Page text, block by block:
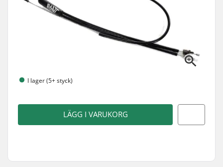
I lager (5+ styck)
LÄGG I VARUKORG